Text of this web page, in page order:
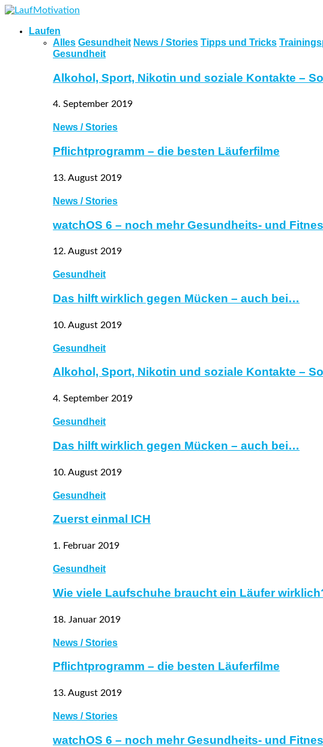
Laufen
Alles Gesundheit News / Stories Tipps und Tricks
Gesundheit
Alkohol, Sport, Nikotin und soziale Kontakte –
4. September 2019
News / Stories
Pflichtprogramm – die besten Läuferfilme
13. August 2019
News / Stories
watchOS 6 – noch mehr Gesundheits- und
12. August 2019
Gesundheit
Das hilft wirklich gegen Mücken – auch bei…
10. August 2019
Gesundheit
Alkohol, Sport, Nikotin und soziale Kontakte –
4. September 2019
Gesundheit
Das hilft wirklich gegen Mücken – auch bei…
10. August 2019
Gesundheit
Zuerst einmal ICH
1. Februar 2019
Gesundheit
Wie viele Laufschuhe braucht ein Läufer
18. Januar 2019
News / Stories
Pflichtprogramm – die besten Läuferfilme
13. August 2019
News / Stories
watchOS 6 – noch mehr Gesundheits- und